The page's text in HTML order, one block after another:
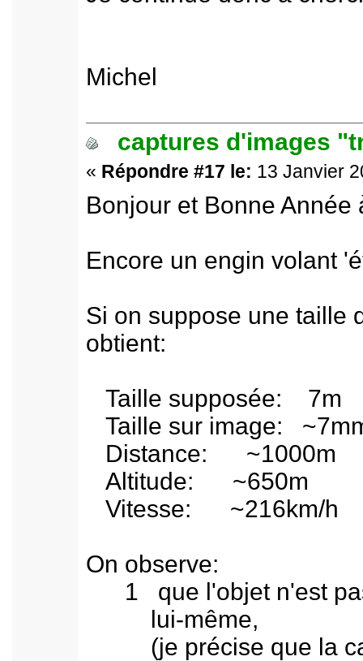
Michel
captures d'images
« Répondre #17 le: 13 Janvier
Bonjour et Bonne Année
Encore un engin volant
Si on suppose une taille
obtient:
Taille supposée: 7m
Taille sur image:
Distance: ~1000m
Altitude: ~650m
Vitesse: ~216km/h
On observe:
1 que l'objet n'est
lui-même,
(je précise que la